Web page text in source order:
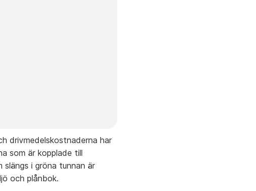
drivmedelskostnaderna har
som är kopplade till
i gröna tunnan är
och plånbok.